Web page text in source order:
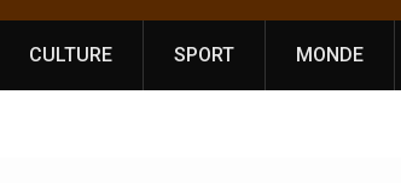
CULTURE SPORT MONDE